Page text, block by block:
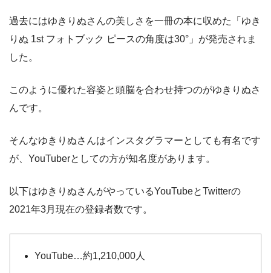
過去にはゆきりぬさんの美しさを一冊の本に収めた「ゆき
りぬ 1st フォトブック ピースの角度は30°」が発売されま
した。
このように優れた容姿と頭脳を合わせ持つのがゆきりぬさ
んです。
そんなゆきりぬさんはインスタグラマーとしても有名です
が、YouTuberとしての方が知名度があります。
以下はゆきりぬさんがやっているYouTubeとTwitterの
2021年3月現在の登録者数です。
YouTube…約1,210,000人